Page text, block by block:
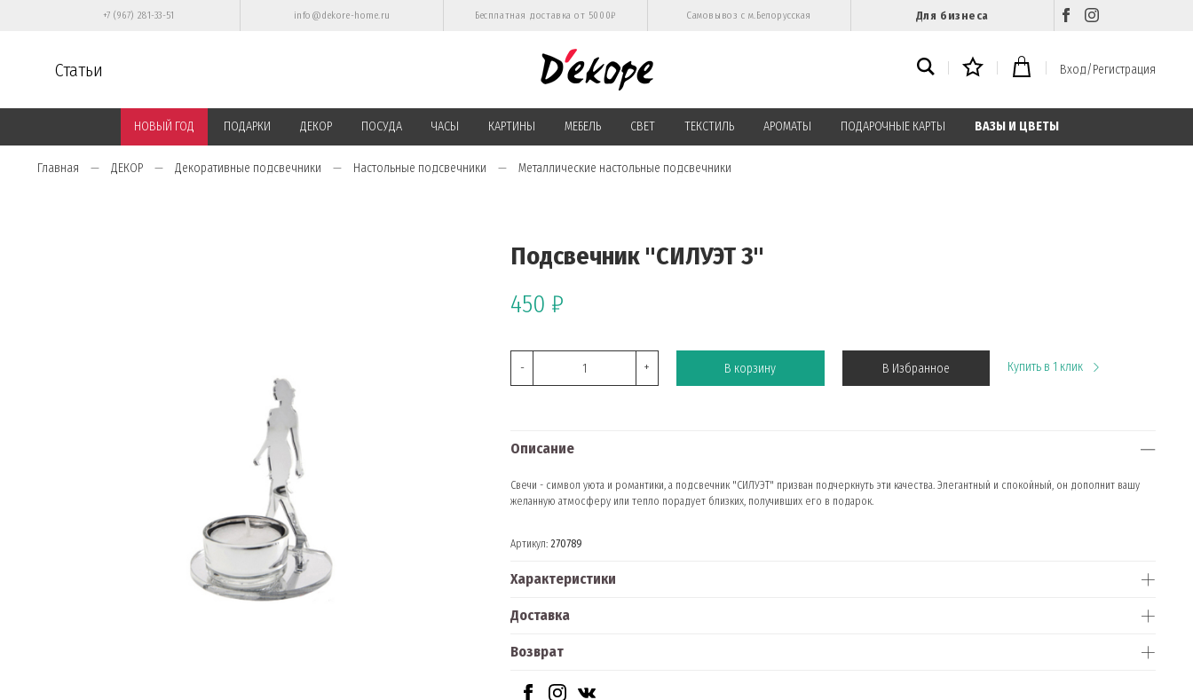
+7 (967) 281-33-51 info@dekore-home.ru Бесплатная доставка от 5000₽ Самовывоз с м.Белорусская Для бизнеса
Статьи Вход/Регистрация
НОВЫЙ ГОД ПОДАРКИ ДЕКОР ПОСУДА ЧАСЫ КАРТИНЫ МЕБЕЛЬ СВЕТ ТЕКСТИЛЬ АРОМАТЫ ПОДАРОЧНЫЕ КАРТЫ ВАЗЫ И ЦВЕТЫ
Главная ДЕКОР Декоративные подсвечники Настольные подсвечники Металлические настольные подсвечники
Подсвечник "СИЛУЭТ 3"
450 ₽
- + В корзину В Избранное Купить в 1 клик
Описание
Свечи - символ уюта и романтики, а подсвечник "СИЛУЭТ" призван подчеркнуть эти качества. Элегантный и спокойный, он дополнит вашу
желанную атмосферу или тепло порадует близких, получивших его в подарок.
Артикул:270789
Характеристики
Доставка
Возврат